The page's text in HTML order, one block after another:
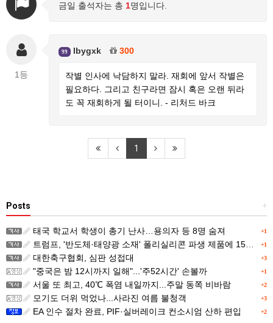
금일 출석자는 총 1명입니다.
1등
99 lbygxk 300
작별 인사에 낙담하지 말라. 재회에 앞서 작별은
필요하다. 그리고 친구라면 잠시 혹은 오랜 뒤라
도 꼭 재회하게 될 터이니. - 리처드 바크
1
+
Posts
+1
태국 학교서 학생이 총기 난사…용의자 등 8명 숨져
+1
트럼프, '반도체·태양광 소재' 폴리실리콘 파생 제품에 15% 관세...한국 기업도 영향
+3
대한축구협회, 심판 성접대
+1
"중국은 밤 12시까지 일해"...'주52시간' 손볼까
+2
서울 또 최고, 40℃ 폭염 내일까지...주말 동쪽 비바람
+3
모기도 더위 먹었나...사라진 여름 불청객
+2
EA 인수 절차 완료, PIF·실버레이크 컨소시엄 산하 편입